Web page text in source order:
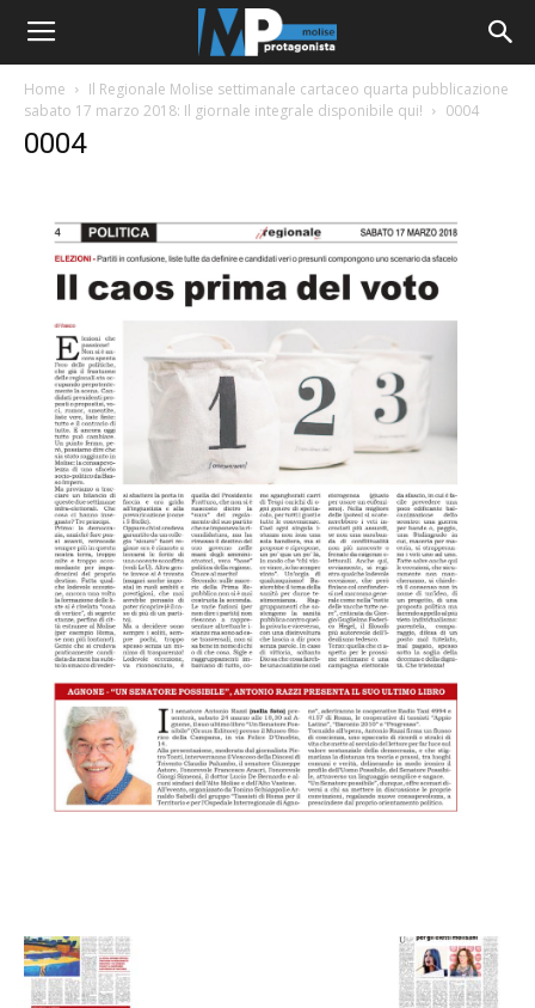
Home
Il Regionale Molise settimanale cartaceo quarta pubblicazione
sabato 17 marzo 2018: Il giornale integrale disponibile qui!
0004
0004